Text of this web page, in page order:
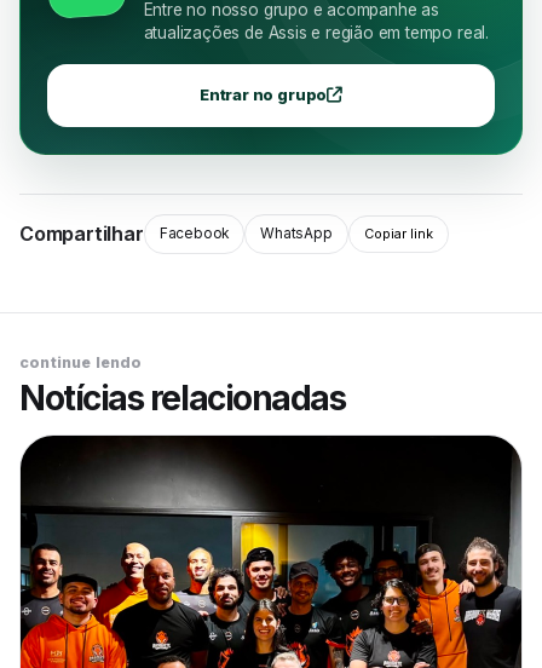
Entre no nosso grupo e acompanhe as
atualizações de Assis e região em tempo real.
Entrar no grupo
Compartilhar Facebook WhatsApp Copiar link
continue lendo
Notícias relacionadas